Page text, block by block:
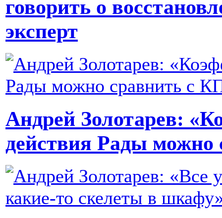
говорить о
эксперт
Андрей Золотарев:
действия Рады можно